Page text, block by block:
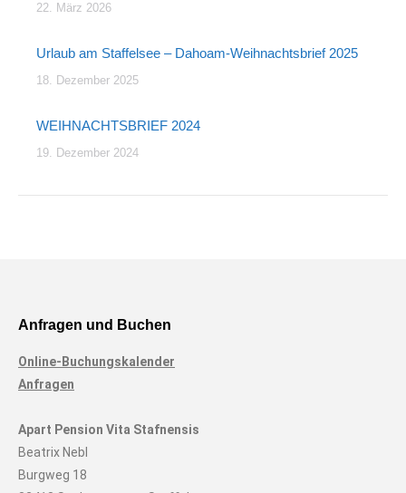
22. März 2026
Urlaub am Staffelsee – Dahoam-Weihnachtsbrief 2025
18. Dezember 2025
WEIHNACHTSBRIEF 2024
19. Dezember 2024
Anfragen und Buchen
Online-Buchungskalender
Anfragen
Apart Pension Vita Stafnensis
Beatrix Nebl
Burgweg 18